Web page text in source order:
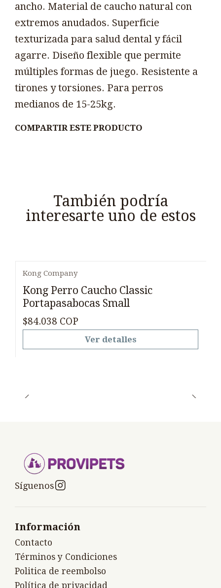
ancho. Material de caucho natural con
extremos anudados. Superficie
texturizada para salud dental y fácil
agarre. Diseño flexible que permite
múltiples formas de juego. Resistente a
tirones y torsiones. Para perros
medianos de 15-25kg.
COMPARTIR ESTE PRODUCTO
También podría
interesarte uno de estos
Kong Company
Kong Perro Caucho Classic
Portapasabocas Small
$84.038 COP
Ver detalles
Síguenos
Información
Contacto
Términos y Condiciones
Politica de reembolso
Política de privacidad